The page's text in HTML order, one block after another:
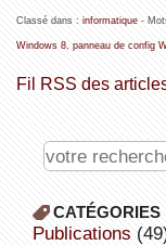
Classé dans : informatique-
Windows 8, panneau de config
Fil RSS des
CATÉGORIES
publications